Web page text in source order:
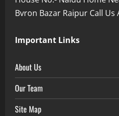
Bvron Bazar Raipur Call Us
Important Links
About Us
Our Team
Site Map